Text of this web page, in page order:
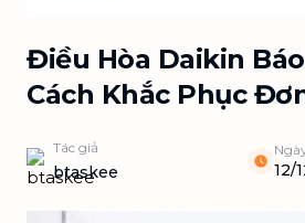
Điều Hòa Daikin
Cách Khắc Phục
Tác giả
btaskee 12/